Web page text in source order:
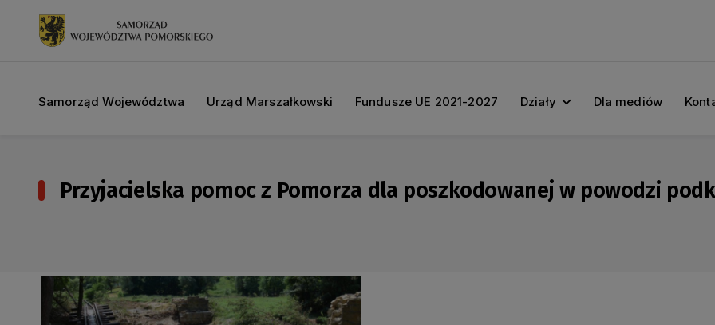
Samorząd Województwa Urząd Marszałkowski Fundusze UE 2021-2027 Działy Dla mediów
Przyjacielska pomoc z Pomorza dla poszkodowanej w powodzi